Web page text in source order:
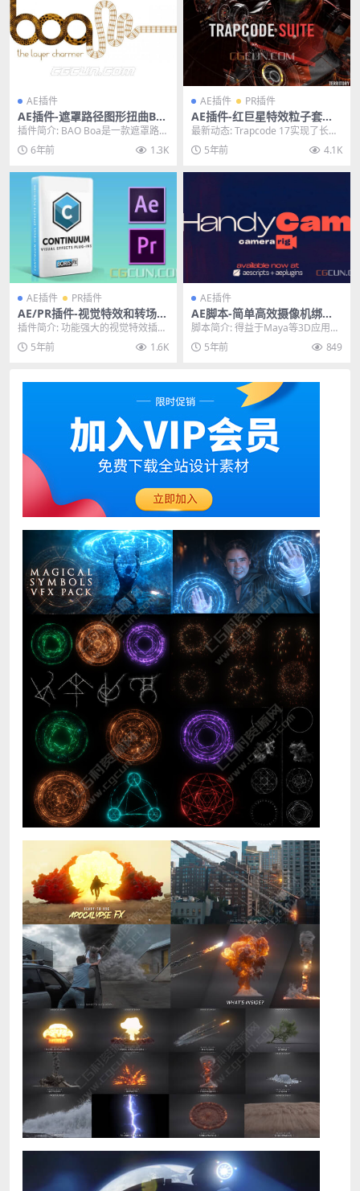
AE插件
AE插件-遮罩路径图形扭曲BA
O Boa 1.4.2 Win/Mac
插件简介: BAO Boa是一款遮罩路径
图形扭曲AE插件，用于制作沿着M
ASK遮...
6年前 1.3K
AE插件 PR插件
AE插件-红巨星特效粒子套装
插件 Red Giant Trapcode Su
ite V17.1.0 Win/Mac破解版
最新动态: Trapcode 17实现了长期
以来备受需求的在同一三维空间中
使用P...
5年前 4.1K
AE插件 PR插件
AE/PR插件-视觉特效和转场B
CC插件包 Continuum 2021.
5 v14.5.2.1262 Win
插件简介: 功能强大的视觉特效插件
包，使用将为您带来超级省时省力
的插件，满足您的...
5年前 1.6K
AE插件
AE脚本-简单高效摄像机绑定
控制AE脚本 Aescripts Hand
yCam v1.2 Win/Mac
脚本简介: 得益于Maya等3D应用程
序的启发，HandyCam旨在使动画
AE相...
5年前 849